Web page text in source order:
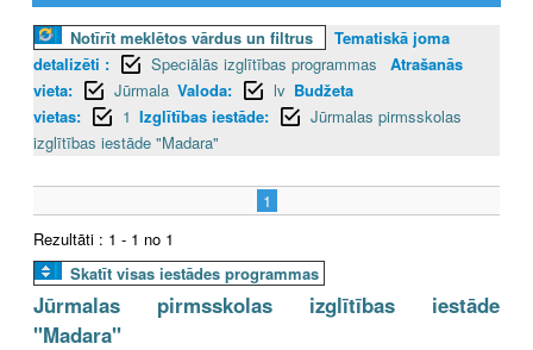
Notīrīt meklētos vārdus un filtrus
Tematiskā joma
detalizēti :
Speciālās izglītības programmas
Atrašanās
vieta:
Jūrmala Valoda: lv Budžeta
vietas:
1 Izglītības iestāde:
Jūrmalas pirmsskolas
izglītības iestāde "Madara"
1
Rezultāti : 1 - 1 no 1
Skatīt visas iestādes programmas
Jūrmalas pirmsskolas izglītības iestāde
"Madara"